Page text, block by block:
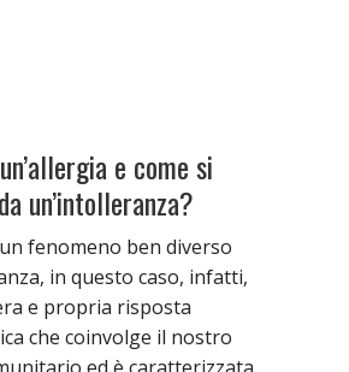
e come si
un’intolleranza?
fenomeno ben diverso
in questo caso, infatti,
e propria risposta
che coinvolge il nostro